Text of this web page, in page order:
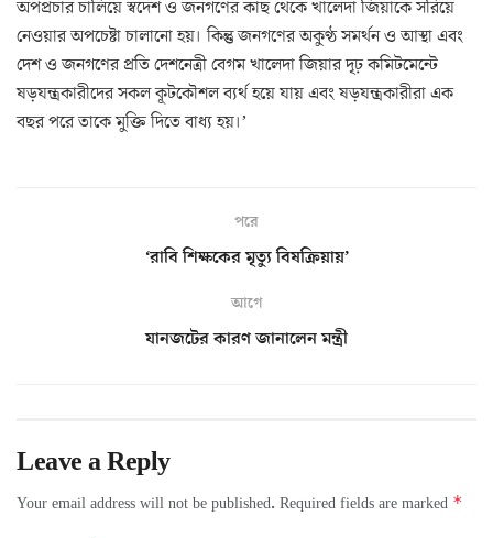
অপপ্রচার চালিয়ে স্বদেশ ও জনগণের কাছ থেকে খালেদা জিয়াকে সরিয়ে
নেওয়ার অপচেষ্টা চালানো হয়। কিন্তু জনগণের অকুণ্ঠ সমর্থন ও আস্থা এবং
দেশ ও জনগণের প্রতি দেশনেত্রী বেগম খালেদা জিয়ার দৃঢ় কমিটমেন্টে
ষড়যন্ত্রকারীদের সকল কূটকৌশল ব্যর্থ হয়ে যায় এবং ষড়যন্ত্রকারীরা এক
বছর পরে তাকে মুক্তি দিতে বাধ্য হয়।’
পরে
‘রাবি শিক্ষকের মৃত্যু বিষক্রিয়ায়’
আগে
যানজটের কারণ জানালেন মন্ত্রী
Leave a Reply
Your email address will not be published. Required fields are marked *